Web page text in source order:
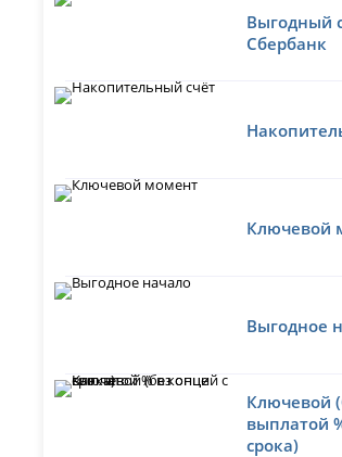
Выгодный
Сбербанк
Ключевой
Выгодное
Ключевой
выплатой
срока)